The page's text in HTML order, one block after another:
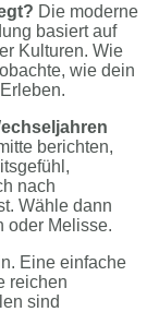
Die moderne
basiert auf
Kulturen. Wie
wie dein
berichten,
nach
Wähle dann
oder Melisse.
Eine einfache
reichen
sind